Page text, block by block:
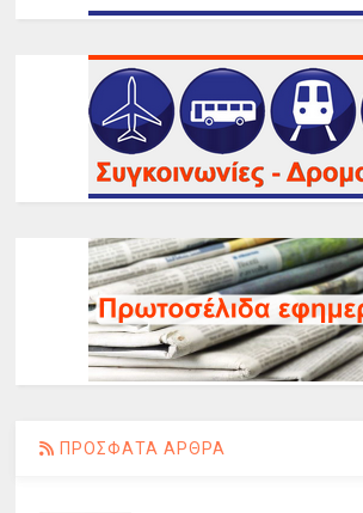
ΠΡΟΣΦΑΤΑ ΑΡΘΡΑ